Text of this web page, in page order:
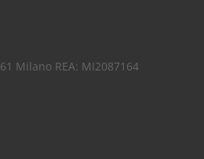
Milano REA: MI2087164